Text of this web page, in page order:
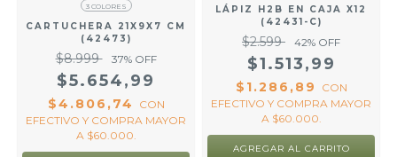
3 COLORES
CARTUCHERA 21X9X7 CM
(42473)
$8.999 37% OFF
$5.654,99
$4.806,74
CON
EFECTIVO Y COMPRA MAYOR
A $60.000.
LÁPIZ H2B EN CAJA X12
(42431-C)
$2.599 42% OFF
$1.513,99
$1.286,89
CON
EFECTIVO Y COMPRA MAYOR
A $60.000.